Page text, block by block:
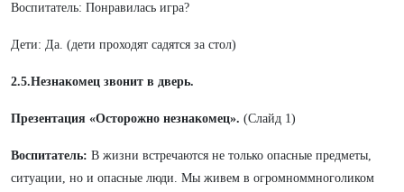
Воспитатель: Понравилась игра?
Дети: Да. (дети проходят садятся за стол)
2.5.Незнакомец звонит в дверь.
Презентация «Осторожно незнакомец». (Слайд 1)
Воспитатель: В жизни встречаются не только опасные предметы,
ситуации, но и опасные люди. Мы живем в огромноммноголиком